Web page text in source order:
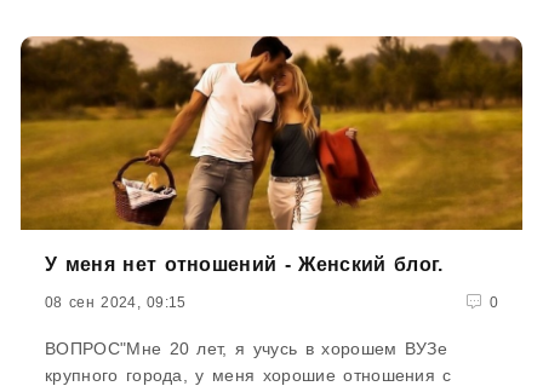
У меня нет отношений - Женский блог.
08 сен 2024, 09:15 0
ВОПРОС"Мне 20 лет, я учусь в хорошем ВУЗе
крупного города, у меня хорошие отношения с